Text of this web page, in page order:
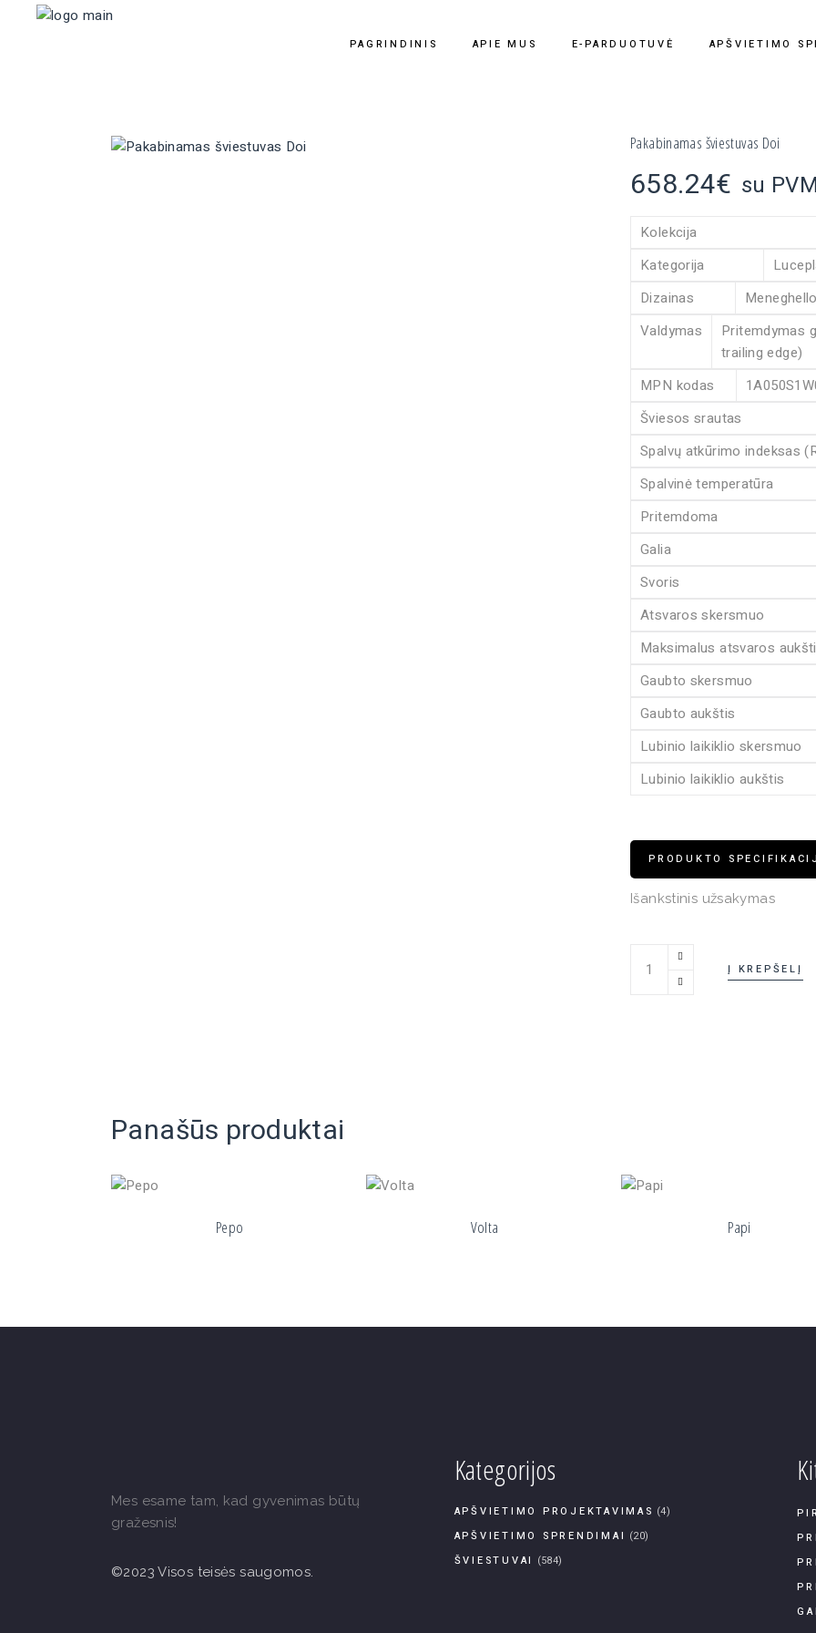
PAGRINDINIS APIE MUS E-PARDUOTUVĖ APŠVIETIMO
Pakabinamas šviestuvas Doi
658.24€ su PVM
Kolekcija
Kategorija
Dizainas
Valdymas
Pritemdymas
trailing edge)
MPN kodas
Šviesos srautas
Spalvų atkūrimo indeksas
Spalvinė temperatūra
Pritemdoma
Galia
Svoris
Atsvaros skersmuo
Maksimalus atsvaros
Gaubto skersmuo
Gaubto aukštis
Lubinio laikiklio skersmuo
Lubinio laikiklio aukštis
PRODUKTO
Išankstinis užsakymas
Pakabinamas šviestuvas Doi
Į KREPŠELĮ
Panašūs produktai
Pepo Volta Papi
Mes esame tam, kad gyvenimas būtų
gražesnis!
©2023 Visos teisės saugomos.
Kategorijos
APŠVIETIMO PROJEKTAVIMAS (4)
APŠVIETIMO SPRENDIMAI (20)
ŠVIESTUVAI (584)